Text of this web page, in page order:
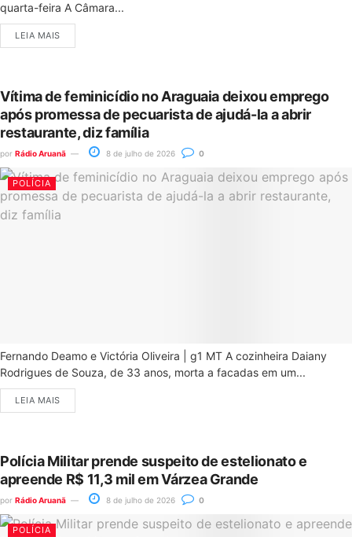
quarta-feira A Câmara...
LEIA MAIS
Vítima de feminicídio no Araguaia deixou emprego
após promessa de pecuarista de ajudá-la a abrir
restaurante, diz família
por Rádio Aruanã 8 de julho de 2026 0
POLÍCIA
Fernando Deamo e Victória Oliveira | g1 MT A cozinheira Daiany
Rodrigues de Souza, de 33 anos, morta a facadas em um...
LEIA MAIS
Polícia Militar prende suspeito de estelionato e
apreende R$ 11,3 mil em Várzea Grande
por Rádio Aruanã 8 de julho de 2026 0
POLÍCIA